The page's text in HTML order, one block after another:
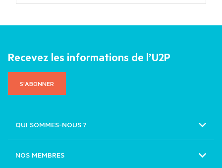
Recevez les informations de l’U2P
S'ABONNER
QUI SOMMES-NOUS ?
Nos instances
NOS MEMBRES